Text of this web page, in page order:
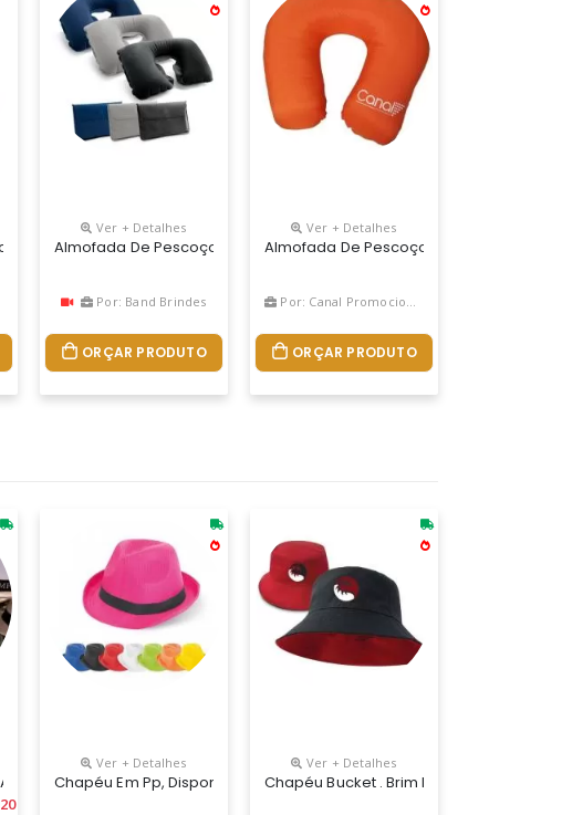
De Pescoço Em Isoflex Personalizada. Ideal Para Viagens Longas,
Mm | Bolsa: 175 X 115 Mm
Em Bolsa. Vazio: 425 X 275 Mm | Bolsa: 175 X 115 Mm
Medidas 37 X 37 Cm, Material Oxford Em Preto Nas Costas,
Ver + Detalhes
Almofada De Pescoço Inflável Em Pvc Aveludado. Fornecida Em Bolsa.
Por: Band Brindes
ORÇAR PRODUTO
Ver + Detalhes
Almofada De Pescoço, Produzida Em
Por: Canal Promocional
ORÇAR PRODUTO
Ele Complementa Qualquer Look, Seja Na Praia, Campo Ou
Incluída. Tamanho: 58 Spot
Sustentavel Com Faixa Personalizada.fabricaÇÂo Propria>
Ver + Detalhes
Chapéu Em Pp, Disponível Em Várias Cores. Fita Não Incluída.
Ver + Detalhes
Chapéu Bucket . Brim Leve: 202 G/m² -